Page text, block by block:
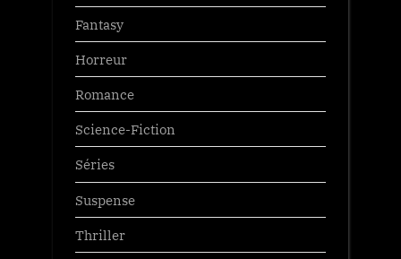
Fantasy
Horreur
Romance
Science-Fiction
Séries
Suspense
Thriller